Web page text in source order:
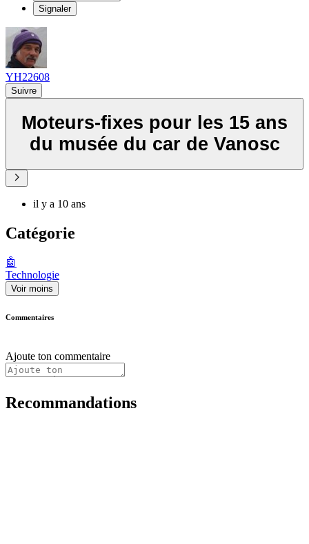
Signaler
YH22608
Suivre
Moteurs-fixes pour les 15 ans
du musée du car de Vanosc
il y a 10 ans
Catégorie
🤖
Technologie
Voir moins
Commentaires
Ajoute ton commentaire
Recommandations